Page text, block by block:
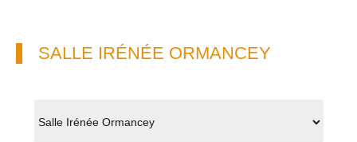
SALLE IRÉNÉE ORMANCEY